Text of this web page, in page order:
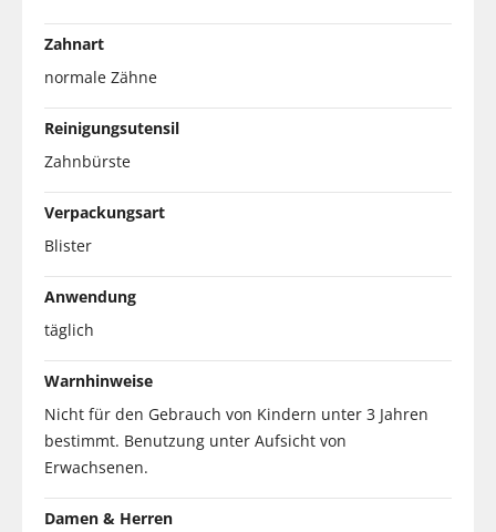
Zahnart
normale Zähne
Reinigungsutensil
Zahnbürste
Verpackungsart
Blister
Anwendung
täglich
Warnhinweise
Nicht für den Gebrauch von Kindern unter 3 Jahren
bestimmt. Benutzung unter Aufsicht von
Erwachsenen.
Damen & Herren